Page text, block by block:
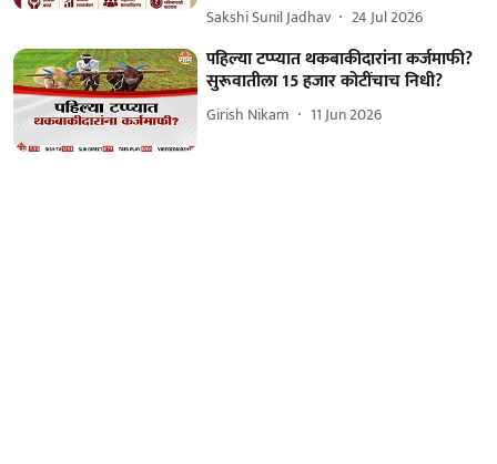
Sakshi Sunil Jadhav 24 Jul 2026
पहिल्या टप्प्यात थकबाकीदारांना कर्जमाफी?
सुरूवातीला 15 हजार कोटींचाच निधी?
Girish Nikam 11 Jun 2026